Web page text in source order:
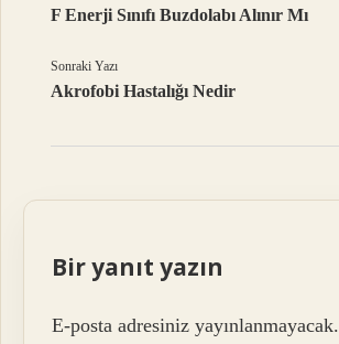
F Enerji Sınıfı Buzdolabı Alınır Mı
Sonraki Yazı
Akrofobi Hastalığı Nedir
Bir yanıt yazın
E-posta adresiniz yayınlanmayacak.